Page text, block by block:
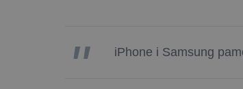
iPhone i Samsung